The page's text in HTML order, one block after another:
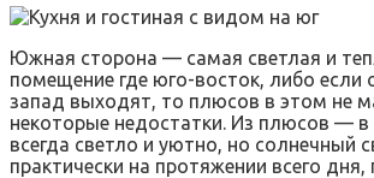
Южная сторона — самая светлая и
помещение где юго-восток, либо если
запад выходят, то плюсов в этом не
некоторые недостатки. Из плюсов — в
всегда светло и уютно, но солнечный
практически на протяжении всего